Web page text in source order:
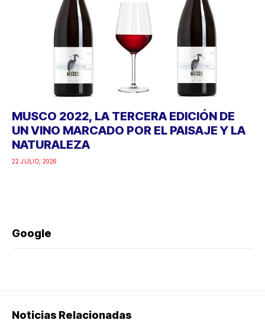
MUSCO 2022, LA TERCERA EDICIÓN DE
UN VINO MARCADO POR EL PAISAJE Y LA
NATURALEZA
22 JULIO, 2026
Google
Noticias Relacionadas